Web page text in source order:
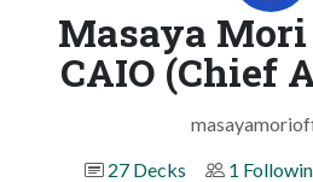
Masaya Mori
CAIO (Chief
27 Decks
1